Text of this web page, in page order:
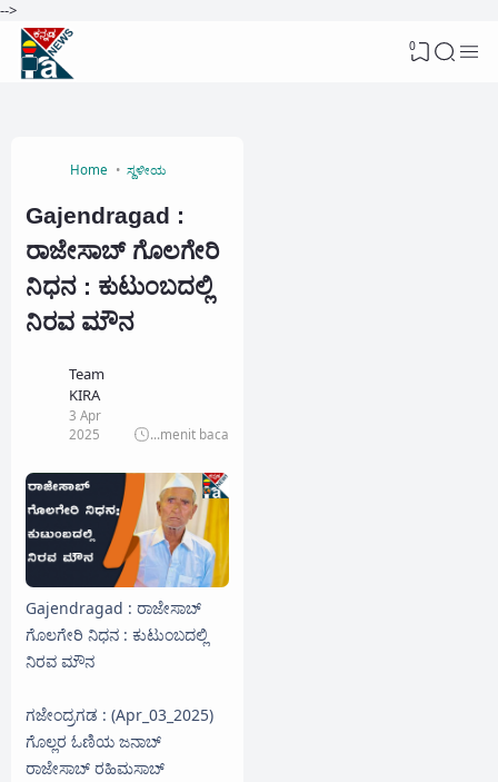
-->
0
Home ಸ್ಥಳೀಯ
Gajendragad :
ರಾಜೇಸಾಬ್ ಗೊಲಗೇರಿ
ನಿಧನ : ಕುಟುಂಬದಲ್ಲಿ
ನಿರವ ಮೌನ
Team
KIRA
3 Apr
2025
...menit baca
Gajendragad : ರಾಜೇಸಾಬ್
ಗೊಲಗೇರಿ ನಿಧನ : ಕುಟುಂಬದಲ್ಲಿ
ನಿರವ ಮೌನ
ಗಜೇಂದ್ರಗಡ : (Apr_03_2025)
ಗೊಲ್ಲರ ಓಣಿಯ ಜನಾಬ್
ರಾಜೇಸಾಬ್ ರಹಿಮಸಾಬ್